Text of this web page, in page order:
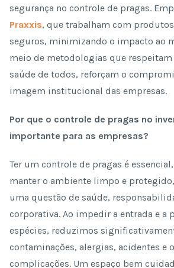
segurança no controle de pragas.
Praxxis, que trabalham com
seguros, minimizando o impacto ao
meio de metodologias que respeitam
saúde de todos, reforçam o
imagem institucional das empresas.
Por que o controle de pragas no
importante para as empresas?
Ter um controle de pragas é
manter o ambiente limpo e
uma questão de saúde,
corporativa. Ao impedir a entrada e a
espécies, reduzimos
contaminações, alergias, acidentes e
complicações. Um espaço bem